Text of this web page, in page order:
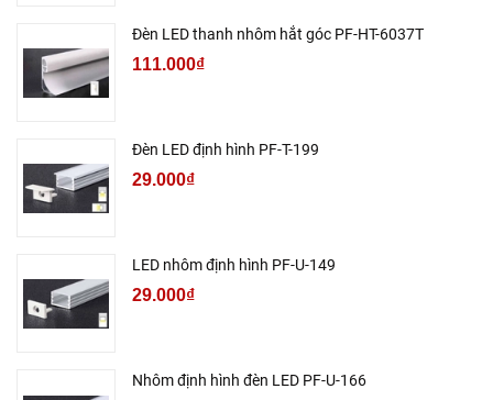
Đèn LED thanh nhôm hắt góc PF-HT-6037T
111.000₫
Đèn LED định hình PF-T-199
29.000₫
LED nhôm định hình PF-U-149
29.000₫
Nhôm định hình đèn LED PF-U-166